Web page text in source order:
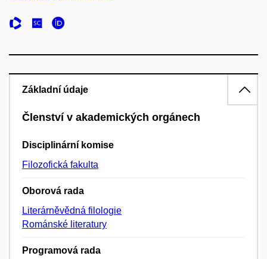
Základní údaje
Členství v akademických orgánech
Disciplinární komise
Filozofická fakulta
Oborová rada
Literárněvědná filologie
Románské literatury
Programová rada